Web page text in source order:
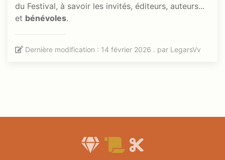
du Festival, à savoir les invités, éditeurs, auteurs...
et bénévoles.
Dernière modification : 14 février 2026 . par LegarsVv